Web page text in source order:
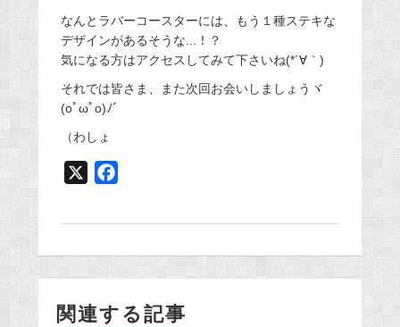
なんとラバーコースターには、もう１種ステキな
デザインがあるそうな...！？
気になる方はアクセスしてみて下さいね(*´∀｀)
それでは皆さま、また次回お会いしましょうヾ
(oﾟωﾟo)ﾉﾞ
（わしょ
o
関連する記事